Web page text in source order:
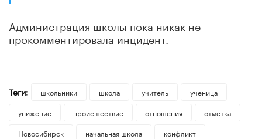
Администрация школы пока никак не
прокомментировала инцидент.
Теги: школьники школа учитель
ученица
унижение
происшествие отношения
отметка
Новосибирск
начальная школа
конфликт